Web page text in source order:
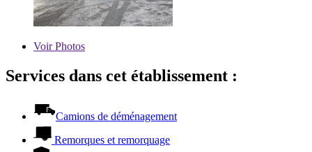
VoirPhotos
Services dans cet établissement :
Camions de déménagement
Remorques et remorquage